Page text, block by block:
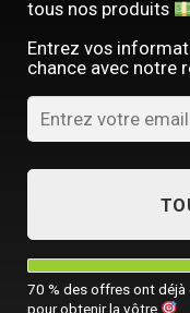
ACCUEIL / SACOCHE
tous nos produits
Entrez vos
chance avec notre
70 % des offres ont déjà
pour obtenir la vôtre